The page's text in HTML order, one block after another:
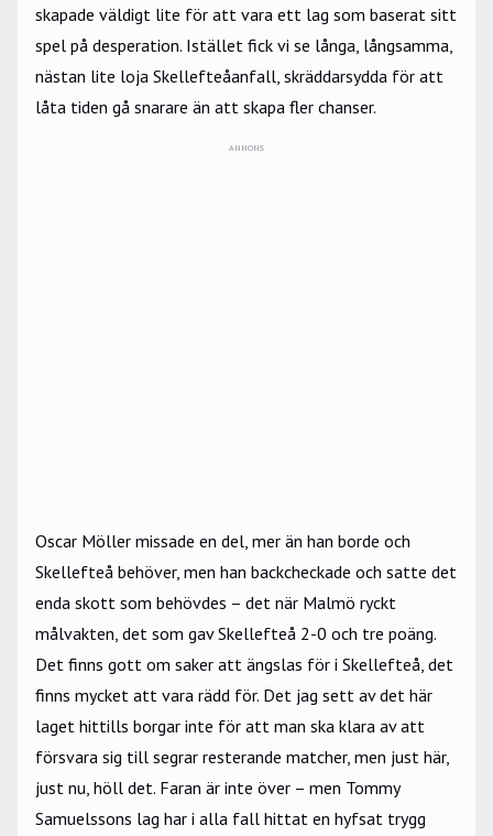
skapade väldigt lite för att vara ett lag som baserat sitt
spel på desperation. Istället fick vi se långa, långsamma,
nästan lite loja Skellefteåanfall, skräddarsydda för att
låta tiden gå snarare än att skapa fler chanser.
ANNONS
Oscar Möller missade en del, mer än han borde och
Skellefteå behöver, men han backcheckade och satte det
enda skott som behövdes – det när Malmö ryckt
målvakten, det som gav Skellefteå 2-0 och tre poäng.
Det finns gott om saker att ängslas för i Skellefteå, det
finns mycket att vara rädd för. Det jag sett av det här
laget hittills borgar inte för att man ska klara av att
försvara sig till segrar resterande matcher, men just här,
just nu, höll det. Faran är inte över – men Tommy
Samuelssons lag har i alla fall hittat en hyfsat trygg